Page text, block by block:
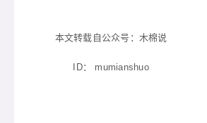
本文转载自公众号：木棉说
ID： mumianshuo